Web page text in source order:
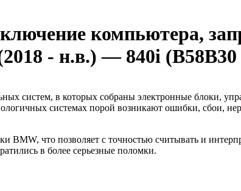
компьютера,
- н.в.) — 840i (B58B30
систем, в которых собраны электронные блоки,
системах порой возникают ошибки, сбои,
BMW, что позволяет с точностью считывать и
в более серьезные поломки.